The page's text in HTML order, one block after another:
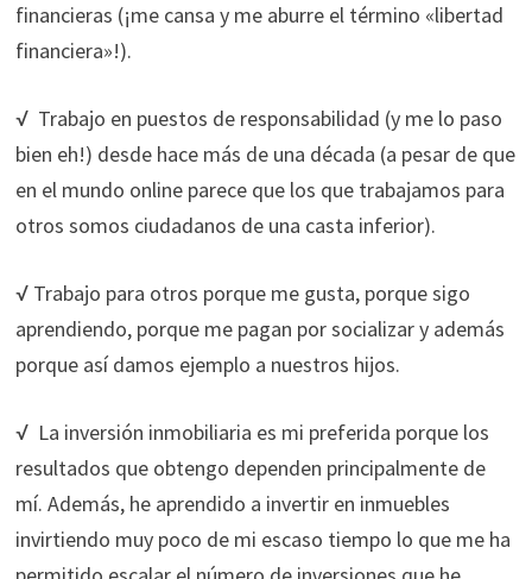
financieras (¡me cansa y me aburre el término «libertad
financiera»!).
√ Trabajo en puestos de responsabilidad (y me lo paso
bien eh!) desde hace más de una década (a pesar de que
en el mundo online parece que los que trabajamos para
otros somos ciudadanos de una casta inferior).
√ Trabajo para otros porque me gusta, porque sigo
aprendiendo, porque me pagan por socializar y además
porque así damos ejemplo a nuestros hijos.
√ La inversión inmobiliaria es mi preferida porque los
resultados que obtengo dependen principalmente de
mí. Además, he aprendido a invertir en inmuebles
invirtiendo muy poco de mi escaso tiempo lo que me ha
Estas
cookies no
opcionales.
necesarias
para que
funcione la
Estadísticas
Para que
funcionalidad
y estructura
de la web, en
base a cómo
se usa la web.